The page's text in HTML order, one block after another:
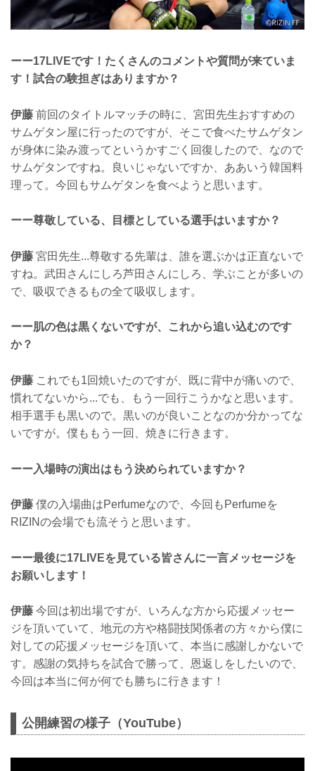
ーー17LIVEです！たくさんのコメントや質問が来ていま
す！試合の験担ぎはありますか？
伊藤 前回のタイトルマッチの時に、宮田先生おすすめの
サムゲタン屋に行ったのですが、そこで食べたサムゲタン
が身体に染み渡ってというかすごく回復したので、なので
サムゲタンですね。良いじゃないですか、ああいう韓国料
理って。今回もサムゲタンを食べようと思います。
ーー尊敬している、目標としている選手はいますか？
伊藤 宮田先生...尊敬する先輩は、誰を選ぶかは正直ないで
すね。武田さんにしろ芦田さんにしろ、学ぶことが多いの
で、吸収できるもの全て吸収します。
ーー肌の色は黒くないですが、これから追い込むのです
か？
伊藤 これでも1回焼いたのですが、既に背中が痛いので、
慣れてないから...でも、もう一回行こうかなと思います。
相手選手も黒いので。黒いのが良いことなのか分かってな
いですが。僕ももう一回、焼きに行きます。
ーー入場時の演出はもう決められていますか？
伊藤 僕の入場曲はPerfumeなので、今回もPerfumeを
RIZINの会場でも流そうと思います。
ーー最後に17LIVEを見ている皆さんに一言メッセージを
お願いします！
伊藤 今回は初出場ですが、いろんな方から応援メッセー
ジを頂いていて、地元の方や格闘技関係者の方々から僕に
対しての応援メッセージを頂いて、本当に感謝しかないで
す。感謝の気持ちを試合で勝って、恩返しをしたいので、
今回は本当に何が何でも勝ちに行きます！
公開練習の様子（YouTube）